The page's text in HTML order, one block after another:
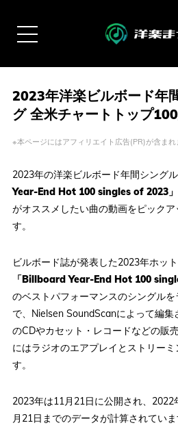
2023年洋楽ビルボード年
グ 全米チャートトップ
※本ページにはアフィリエイト広告(PR)が含まれ
2023年の洋楽ビルボード年間シング
Year-End Hot 100 singles of 2023」
がオススメしたい曲の動画をピック
す。
ビルボード誌が発表した2023年ホッ
「Billboard Year-End Hot 100
のベストパフォーマンスのシングル
で、Nielsen SoundScanによって編集
のCDやカセット・レコードなどの販
にはラジオのエアプレイとストリー
す。
2023年は11月21日に公開され、
月21日までのデータが計算されていま